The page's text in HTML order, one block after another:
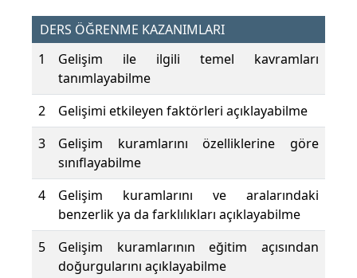
DERS ÖĞRENME KAZANIMLARI
1
Gelişim ile ilgili temel kavramları
tanımlayabilme
2
Gelişimi etkileyen faktörleri açıklayabilme
3
Gelişim kuramlarını özelliklerine göre
sınıflayabilme
4
Gelişim kuramlarını ve aralarındaki
benzerlik ya da farklılıkları açıklayabilme
5
Gelişim kuramlarının eğitim açısından
doğurgularını açıklayabilme